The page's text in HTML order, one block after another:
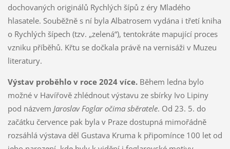
dochovaných originálů Rychlých šípů z éry Mladého
hlasatele. Souběžně s ní byla Albatrosem vydána i třetí kniha
o Rychlých šípech (tzv. „zelená“), tentokráte mapující proces
vzniku příběhů. Křtu se dočkala právě na vernisáži v Muzeu
literatury.
Výstav proběhlo v roce 2024 více.Během ledna bylo
možné v Havířově zhlédnout výstavu ze sbírky Ivo Lipiny
pod názvem Jaroslav Foglar očima sběratele. Od 23. 5. do
začátku července pak byla v Praze dostupná mimořádně
rozsáhlá výstava děl Gustava Kruma k připomínce 100 let od